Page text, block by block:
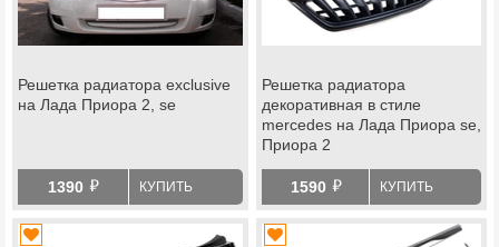
Решетка радиатора exclusive
на Лада Приора 2, se
1390 й КУПИТЬ
Решетка радиатора
декоративная в стиле
mercedes на Лада Приора se,
Приора 2
1590 й КУПИТЬ